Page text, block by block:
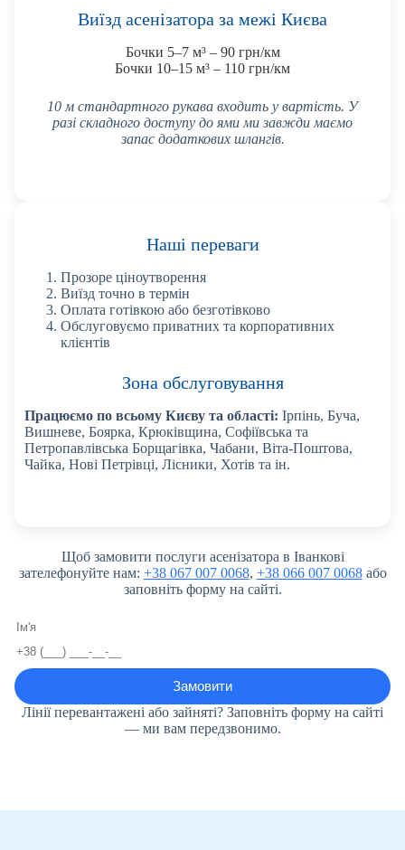
Виїзд асенізатора за межі Києва
Бочки 5–7 м³ – 90 грн/км
Бочки 10–15 м³ – 110 грн/км
10 м стандартного рукава входить у вартість. У
разі складного доступу до ями ми завжди маємо
запас додаткових шлангів.
Наші переваги
Прозоре ціноутворення
Виїзд точно в термін
Оплата готівкою або безготівково
Обслуговуємо приватних та корпоративних
клієнтів
Зона обслуговування
Працюємо по всьому Києву та області: Ірпінь, Буча,
Вишневе, Боярка, Крюківщина, Софіївська та
Петропавлівська Борщагівка, Чабани, Віта-Поштова,
Чайка, Нові Петрівці, Лісники, Хотів та ін.
Щоб замовити послуги асенізатора в Іванкові
зателефонуйте нам: +38 067 007 0068, +38 066 007 0068або
заповніть форму на сайті.
Лінії перевантажені або зайняті? Заповніть форму на сайті
— ми вам передзвонимо.